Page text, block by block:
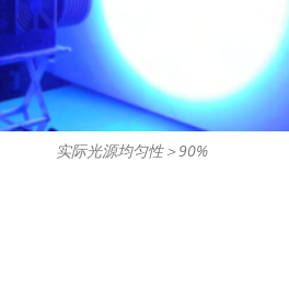
实际光源均匀性＞90%